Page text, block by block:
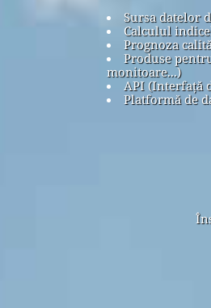
Sursa datelor
Calculul
Prognoza
Produse
monitoare...)
API (Interfață
Platformă de